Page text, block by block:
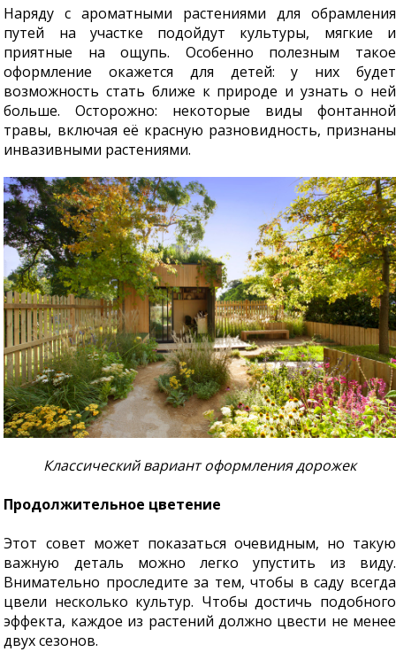
Наряду с ароматными растениями для обрамления
путей на участке подойдут культуры, мягкие и
приятные на ощупь. Особенно полезным такое
оформление окажется для детей: у них будет
возможность стать ближе к природе и узнать о ней
больше. Осторожно: некоторые виды фонтанной
травы, включая её красную разновидность, признаны
инвазивными растениями.
Классический вариант оформления дорожек
Продолжительное цветение
Этот совет может показаться очевидным, но такую
важную деталь можно легко упустить из виду.
Внимательно проследите за тем, чтобы в саду всегда
цвели несколько культур. Чтобы достичь подобного
эффекта, каждое из растений должно цвести не менее
двух сезонов.